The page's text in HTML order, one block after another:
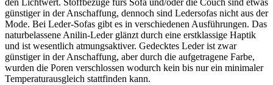
den Lichtwert. Stoffbezüge fürs Sofa und/oder die Couch sind etwas
günstiger in der Anschaffung, dennoch sind Ledersofas nicht aus der
Mode. Bei Leder-Sofas gibt es in verschiedenen Ausführungen. Das
naturbelassene Anilin-Leder glänzt durch eine erstklassige Haptik
und ist wesentlich atmungsaktiver. Gedecktes Leder ist zwar
günstiger in der Anschaffung, aber durch die aufgetragene Farbe,
wurden die Poren verschlossen wodurch kein bis nur ein minimaler
Temperaturausgleich stattfinden kann.